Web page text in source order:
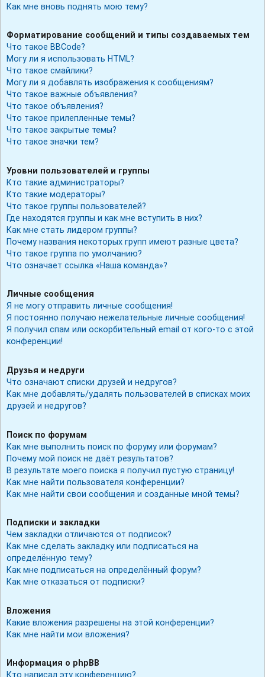
Как мне вновь поднять мою тему?
Форматирование сообщений и типы создаваемых тем
Что такое BBCode?
Могу ли я использовать HTML?
Что такое смайлики?
Могу ли я добавлять изображения к сообщениям?
Что такое важные объявления?
Что такое объявления?
Что такое прилепленные темы?
Что такое закрытые темы?
Что такое значки тем?
Уровни пользователей и группы
Кто такие администраторы?
Кто такие модераторы?
Что такое группы пользователей?
Где находятся группы и как мне вступить в них?
Как мне стать лидером группы?
Почему названия некоторых групп имеют разные цвета?
Что такое группа по умолчанию?
Что означает ссылка «Наша команда»?
Личные сообщения
Я не могу отправить личные сообщения!
Я постоянно получаю нежелательные личные сообщения!
Я получил спам или оскорбительный email от кого-то с этой
конференции!
Друзья и недруги
Что означают списки друзей и недругов?
Как мне добавлять/удалять пользователей в списках моих
друзей и недругов?
Поиск по форумам
Как мне выполнить поиск по форуму или форумам?
Почему мой поиск не даёт результатов?
В результате моего поиска я получил пустую страницу!
Как мне найти пользователя конференции?
Как мне найти свои сообщения и созданные мной темы?
Подписки и закладки
Чем закладки отличаются от подписок?
Как мне сделать закладку или подписаться на
определённую тему?
Как мне подписаться на определённый форум?
Как мне отказаться от подписки?
Вложения
Какие вложения разрешены на этой конференции?
Как мне найти мои вложения?
Информация о phpBB
Кто написал эту конференцию?